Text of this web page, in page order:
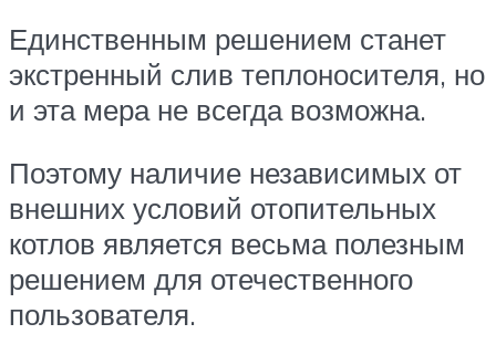
Единственным решением станет
экстренный слив теплоносителя, но
и эта мера не всегда возможна.
Поэтому наличие независимых от
внешних условий отопительных
котлов является весьма полезным
решением для отечественного
пользователя.